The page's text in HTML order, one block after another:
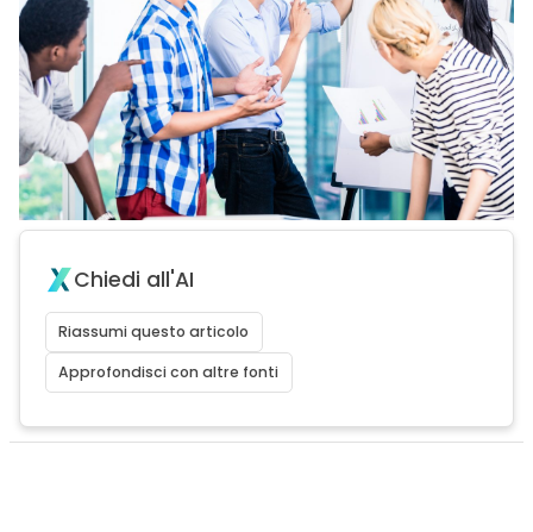
Chiedi all'AI
Riassumi questo articolo
Approfondisci con altre fonti